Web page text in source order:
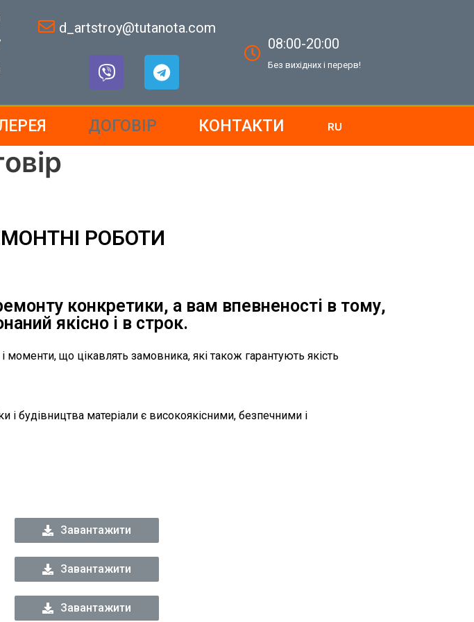
d_artstroy@tutanota.com
08:00-20:00
Без вихідних і перерв!
ДОГОВІР КОНТАКТИ RU
РОБОТИ
конкретики, а вам впевненості в тому,
якісно і в строк.
що цікавлять замовника, які також гарантують якість
будівництва матеріали є високоякісними, безпечними і
Завантажити
Завантажити
Завантажити